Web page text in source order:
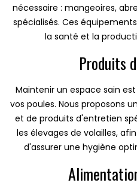
nécessaire : mangeoires,
spécialisés. Ces
la santé et la
Produits
Maintenir un espace sain
vos poules. Nous proposons
et de produits d'entretien
les élevages de volailles,
d'assurer une hygiène